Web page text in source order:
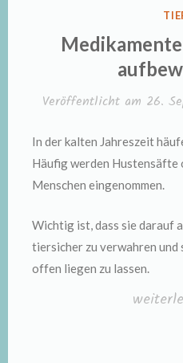
Veröffentlicht am 26.
In der kalten Jahreszeit
Häufig werden Hustensäfte
Menschen eingenommen.
Wichtig ist, dass sie darauf
tiersicher zu verwahren und
offen liegen zu lassen.